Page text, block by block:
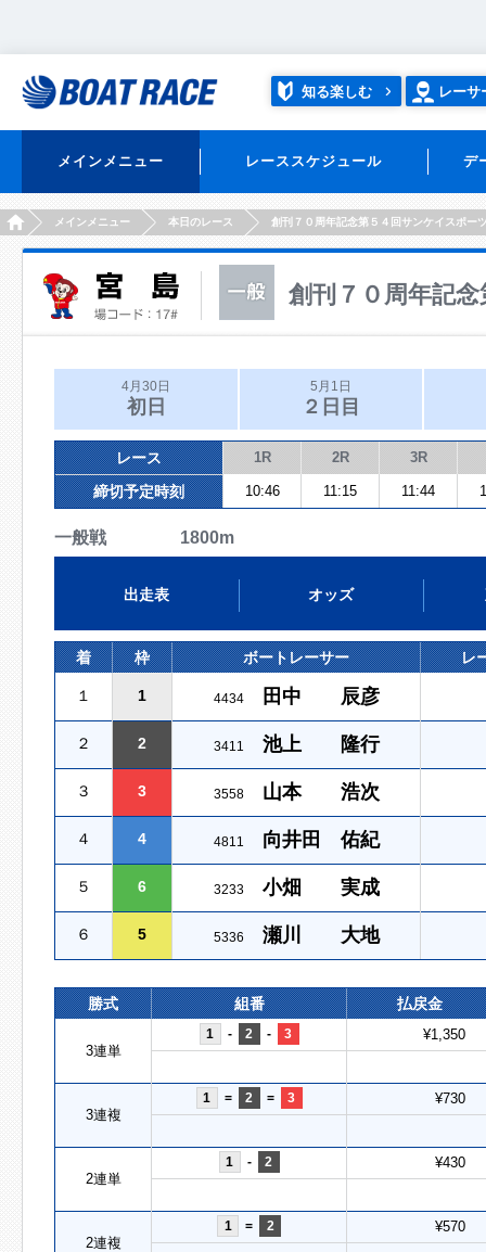
知る楽しむ レーサ
メインメニュー レーススケジュール デ
HOMEメインメニュー 本日のレース 創刊７０周年記念第５４回サンケイスポー
創刊７０周年記
4月30日
初日
5月1日
２日目
レース 1R 2R 3R
締切予定時刻 10:46 11:15 11:44
一般戦 1800m
出走表 オッズ
着 枠 ボートレーサー レ
１ 1 4434 田中 辰彦
２ 2 3411 池上 隆行
３ 3 3558 山本 浩次
４ 4 4811 向井田 佑紀
５ 6 3233 小畑 実成
６ 5 5336 瀬川 大地
勝式 組番 払戻金
3連単
1 - 2 - 3 ¥1,350
3連複
1 = 2 = 3 ¥730
2連単
1 - 2 ¥430
2連複
1 = 2 ¥570